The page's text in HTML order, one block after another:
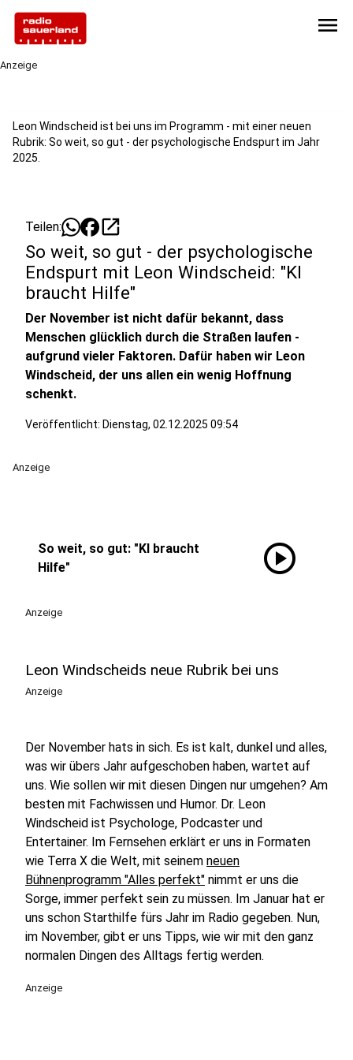
menu
Anzeige
Leon Windscheid ist bei uns im Programm - mit einer neuen
Rubrik: So weit, so gut - der psychologische Endspurt im Jahr
2025.
Teilen: open_in_new
So weit, so gut - der psychologische
Endspurt mit Leon Windscheid: "KI
braucht Hilfe"
Der November ist nicht dafür bekannt, dass
Menschen glücklich durch die Straßen laufen -
aufgrund vieler Faktoren. Dafür haben wir Leon
Windscheid, der uns allen ein wenig Hoffnung
schenkt.
Veröffentlicht: Dienstag, 02.12.2025 09:54
Anzeige
So weit, so gut: "KI braucht
Hilfe"
play_circle
Anzeige
Leon Windscheids neue Rubrik bei uns
Anzeige
Der November hats in sich. Es ist kalt, dunkel und alles,
was wir übers Jahr aufgeschoben haben, wartet auf
uns. Wie sollen wir mit diesen Dingen nur umgehen? Am
besten mit Fachwissen und Humor. Dr. Leon
Windscheid ist Psychologe, Podcaster und
Entertainer. Im Fernsehen erklärt er uns in Formaten
wie Terra X die Welt, mit seinem neuen
Bühnenprogramm "Alles perfekt" nimmt er uns die
Sorge, immer perfekt sein zu müssen. Im Januar hat er
uns schon Starthilfe fürs Jahr im Radio gegeben. Nun,
im November, gibt er uns Tipps, wie wir mit den ganz
normalen Dingen des Alltags fertig werden.
Anzeige